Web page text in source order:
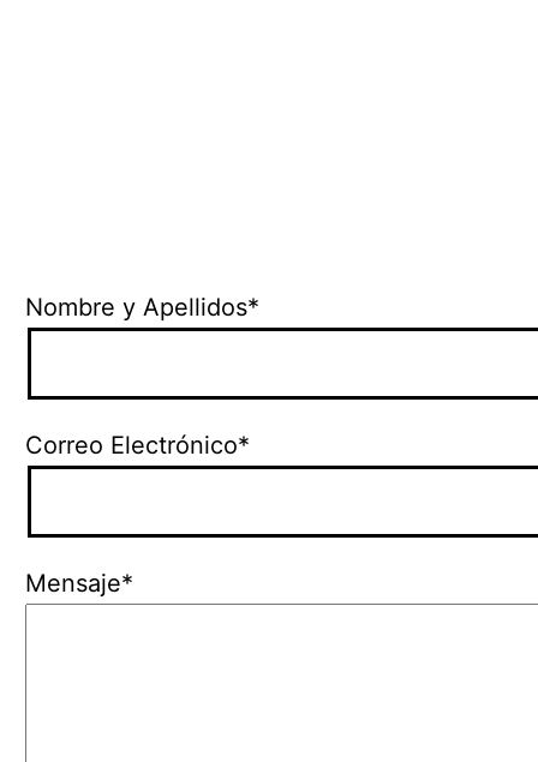
Nombre y Apellidos*
Correo Electrónico*
Mensaje*